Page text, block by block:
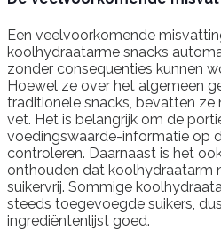
Een veelvoorkomende
koolhydraatarme snacks
zonder consequenties kunnen
Hoewel ze over het algemeen
traditionele snacks, bevatten ze
vet. Het is belangrijk om de
voedingswaarde-informatie op
controleren. Daarnaast is het
onthouden dat koolhydraatarm
suikervrij. Sommige
steeds toegevoegde suikers,
ingrediëntenlijst goed.